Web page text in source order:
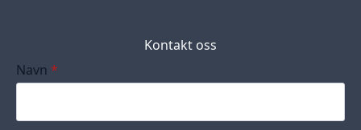
Kontakt oss
Navn *